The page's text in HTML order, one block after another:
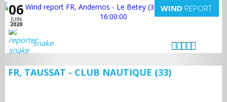
06
JUIN
2020
WIND REPORT
snake
FR, TAUSSAT - CLUB NAUTIQUE (33)